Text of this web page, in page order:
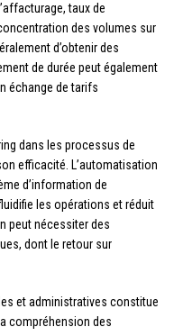
taux de
des volumes sur
d’obtenir des
de durée peut également
échange de tarifs
dans les processus de
efficacité. L’automatisation
d’information de
les opérations et réduit
peut nécessiter des
dont le retour sur
et administratives constitue
compréhension des